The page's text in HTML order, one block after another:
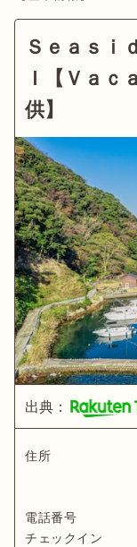
Ｓｅａｓ
Ｉ【Ｖａ
供】
出典：
住所
電話番号
チェックイン